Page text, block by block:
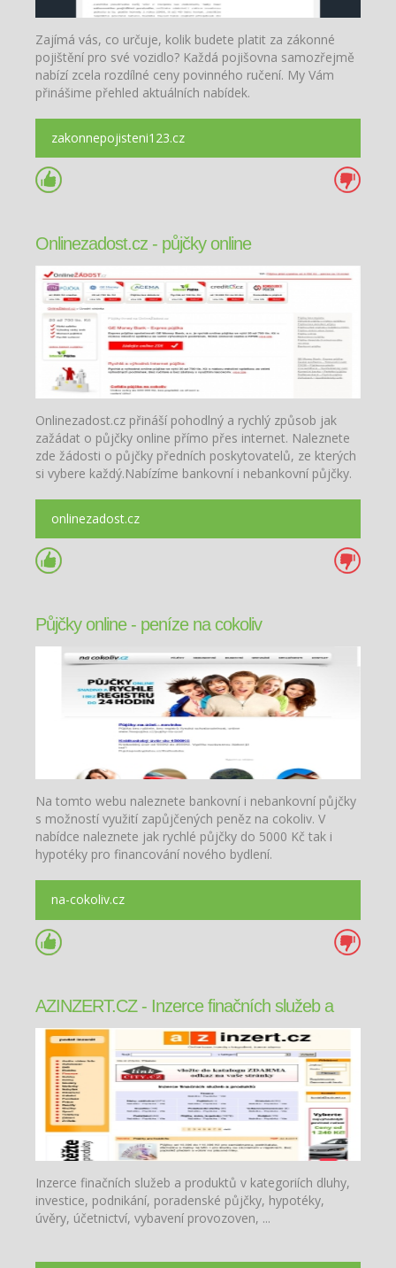
Zajímá vás, co určuje, kolik budete platit za zákonné
pojištění pro své vozidlo? Každá pojišovna samozřejmě
nabízí zcela rozdílné ceny povinného ručení. My Vám
přinášime přehled aktuálních nabídek.
zakonnepojisteni123.cz
Onlinezadost.cz - půjčky online
Onlinezadost.cz přináší pohodlný a rychlý způsob jak
zažádat o půjčky online přímo přes internet. Naleznete
zde žádosti o půjčky předních poskytovatelů, ze kterých
si vybere každý.Nabízíme bankovní i nebankovní půjčky.
onlinezadost.cz
Půjčky online - peníze na cokoliv
Na tomto webu naleznete bankovní i nebankovní půjčky
s možností využití zapůjčených peněz na cokoliv. V
nabídce naleznete jak rychlé půjčky do 5000 Kč tak i
hypotéky pro financování nového bydlení.
na-cokoliv.cz
AZINZERT.CZ - Inzerce finačních služeb a
produktů
Inzerce finačních služeb a produktů v kategoriích dluhy,
investice, podnikání, poradenské půjčky, hypotéky,
úvěry, účetnictví, vybavení provozoven, ...